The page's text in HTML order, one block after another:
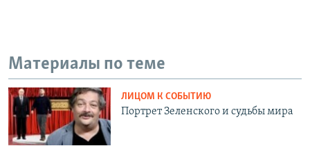
Материалы по теме
ЛИЦОМ К СОБЫТИЮ
Портрет Зеленского и судьбы мира